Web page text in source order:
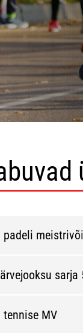
sarja
MV